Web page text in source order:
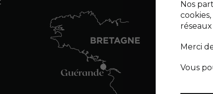
Nos
Merci
Vous